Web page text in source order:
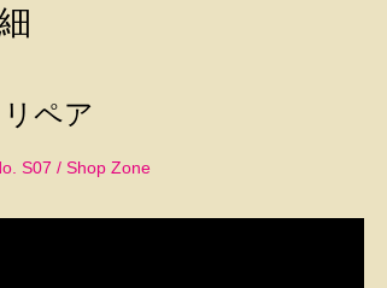
リペア
S07 / Shop Zone